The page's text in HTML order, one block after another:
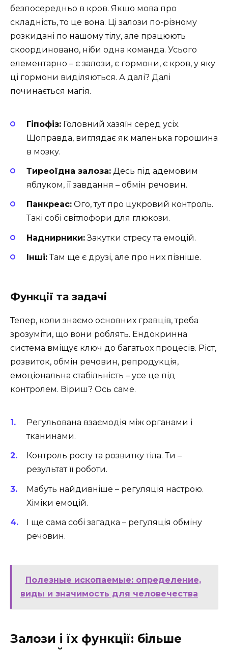
безпосередньо в кров. Якшо мова про
складність, то це вона. Ці залози по-різному
розкидані по нашому тілу, але працюють
скоординовано, ніби одна команда. Усього
елементарно – є залози, є гормони, є кров, у яку
ці гормони виділяються. А далі? Далі
починається магія.
Гіпофіз: Головний хазяїн серед усіх.
Щоправда, виглядає як маленька горошина
в мозку.
Тиреоїдна залоза: Десь під адемовим
яблуком, її завдання – обмін речовин.
Панкреас: Ого, тут про цукровий контроль.
Такі собі світлофори для глюкози.
Наднирники:Закутки стресу та емоцій.
Інші:Там ще є друзі, але про них пізніше.
Функції та задачі
Тепер, коли знаємо основних гравців, треба
зрозуміти, що вони роблять. Ендокринна
система вміщує ключ до багатьох процесів. Ріст,
розвиток, обмін речовин, репродукція,
емоціональна стабільність – усе це під
контролем. Віриш? Ось саме.
Регульована взаємодія між органами і
тканинами.
Контроль росту та розвитку тіла. Ти –
результат її роботи.
Мабуть найдивніше – регуляція настрою.
Хіміки емоцій.
І ще сама собі загадка – регуляція обміну
речовин.
Полезные ископаемые: определение,
виды и значимость для человечества
Залози і їх функції: більше